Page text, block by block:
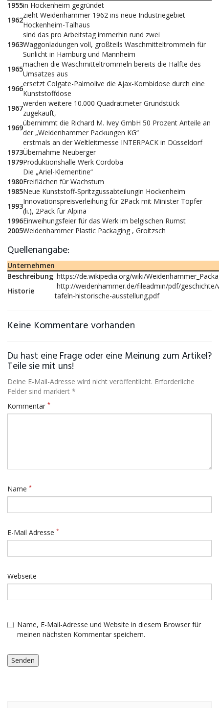
1955in Hockenheim gegründet
1962
zieht Weidenhammer 1962 ins neue Industriegebiet
Hockenheim-Talhaus
1963
sind das pro Arbeitstag immerhin rund zwei
Waggonladungen voll, großteils Waschmitteltrommeln für
Sunlicht in Hamburg und Mannheim
1965
machen die Waschmitteltrommeln bereits die Hälfte des
Umsatzes aus
1966
ersetzt Colgate-Palmolive die Ajax-Kombidose durch eine
Kunststoffdose
1967
werden weitere 10.000 Quadratmeter Grundstück
zugekauft,
1969
übernimmt die Richard M. Ivey GmbH 50 Prozent Anteile an
der „Weidenhammer Packungen KG“
erstmals an der Weltleitmesse INTERPACK in Düsseldorf
1973Übernahme Neuberger
1979Produktionshalle Werk Cordoba
Die „Ariel-Klementine“
1980Freiflächen für Wachstum
1985Neue Kunststoff-Spritzgussabteilungin Hockenheim
1993
Innovationspreisverleihung für 2Pack mit Minister Töpfer
(li.), 2Pack für Alpina
1996Einweihungsfeier für das Werk im belgischen Rumst
2005Weidenhammer Plastic Packaging , Groitzsch
Quellenangabe:
Unternehmen
Beschreibung https://de.wikipedia.org/wiki/
Historie
http://weidenhammer.de/fileadmin/pdf/
tafeln-historische-ausstellung.pdf
Keine Kommentare vorhanden
Du hast eine Frage oder eine Meinung zum Artikel?
Teile sie mit uns!
Deine E-Mail-Adresse wird nicht veröffentlicht. Erforderliche
Felder sind markiert *
Kommentar *
Name *
E-Mail Adresse *
Webseite
Name, E-Mail-Adresse und Website in diesem Browser für
meinen nächsten Kommentar speichern.